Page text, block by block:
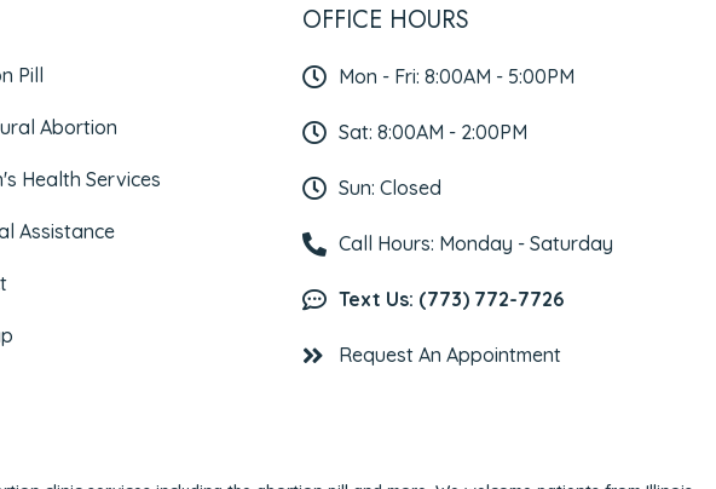
Pill
Abortion
Health Services
Assistance
OFFICE HOURS
Mon - Fri: 8:00AM - 5:00PM
Sat: 8:00AM - 2:00PM
Sun: Closed
Call Hours: Monday - Saturday
Text Us: (773) 772-7726
Request An Appointment